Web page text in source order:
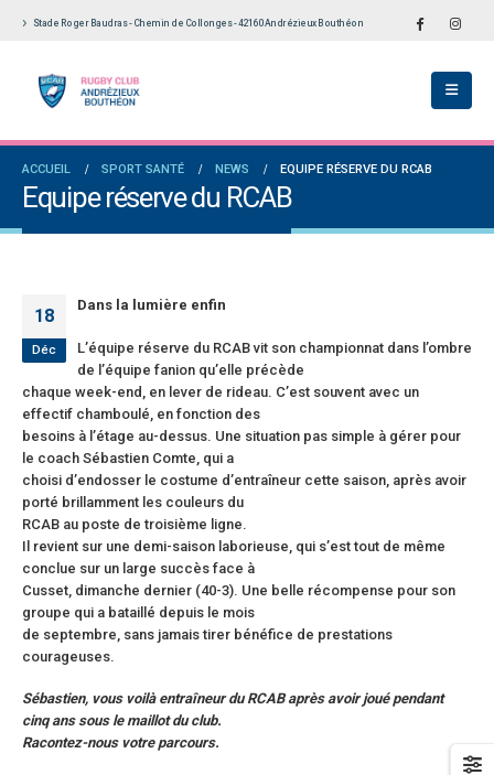
Stade Roger Baudras - Chemin de Collonges - 42160 Andrézieux Bouthéon
ACCUEIL SPORT SANTÉ NEWS EQUIPE RÉSERVE DU RCAB
Equipe réserve du RCAB
18
Déc
Dans la lumière enfin
L’équipe réserve du RCAB vit son championnat dans l’ombre
de l’équipe fanion qu’elle précède
chaque week-end, en lever de rideau. C’est souvent avec un
effectif chamboulé, en fonction des
besoins à l’étage au-dessus. Une situation pas simple à gérer pour
le coach Sébastien Comte, qui a
choisi d’endosser le costume d’entraîneur cette saison, après avoir
porté brillamment les couleurs du
RCAB au poste de troisième ligne.
Il revient sur une demi-saison laborieuse, qui s’est tout de même
conclue sur un large succès face à
Cusset, dimanche dernier (40-3). Une belle récompense pour son
groupe qui a bataillé depuis le mois
de septembre, sans jamais tirer bénéfice de prestations
courageuses.
Sébastien, vous voilà entraîneur du RCAB après avoir joué pendant
cinq ans sous le maillot du club.
Racontez-nous votre parcours.
les +35 des « 5glés » vice-
seniors garçons par Philippe Buffevant
Progrès
Les adversaires en Fédérale 2 et Fédérale B:
vieilles connaissances et un nouveau venu
6 juillet 2026